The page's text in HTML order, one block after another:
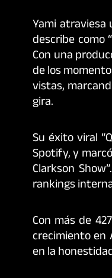
Yami atraviesa
describe como
Con una
de los
vistas,
gira.
Su éxito viral
Spotify, y
Clarkson
rankings
Con más de
crecimiento en
en la